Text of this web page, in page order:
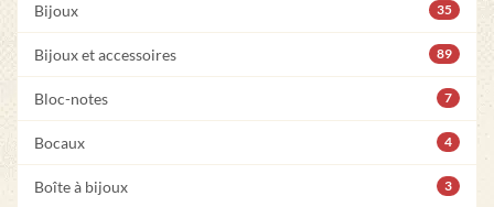
Bijoux 35
Bijoux et accessoires 89
Bloc-notes 7
Bocaux 4
Boîte à bijoux 3